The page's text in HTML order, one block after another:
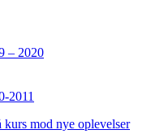
– 2020
2011